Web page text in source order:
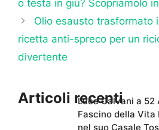
o testa in giù? Scopriamolo
Olio esausto trasformato
ricetta anti-spreco per un
divertente
Articoli recenti
Luca Calvani a 52
Fascino della Vita
nel suo Casale